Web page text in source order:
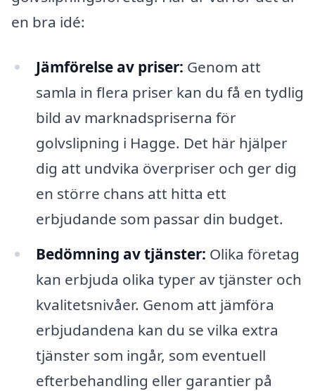
en bra idé:
Jämförelse av priser: Genom att
samla in flera priser kan du få en tydlig
bild av marknadspriserna för
golvslipning i Hagge. Det här hjälper
dig att undvika överpriser och ger dig
en större chans att hitta ett
erbjudande som passar din budget.
Bedömning av tjänster: Olika företag
kan erbjuda olika typer av tjänster och
kvalitetsnivåer. Genom att jämföra
erbjudandena kan du se vilka extra
tjänster som ingår, som eventuell
efterbehandling eller garantier på